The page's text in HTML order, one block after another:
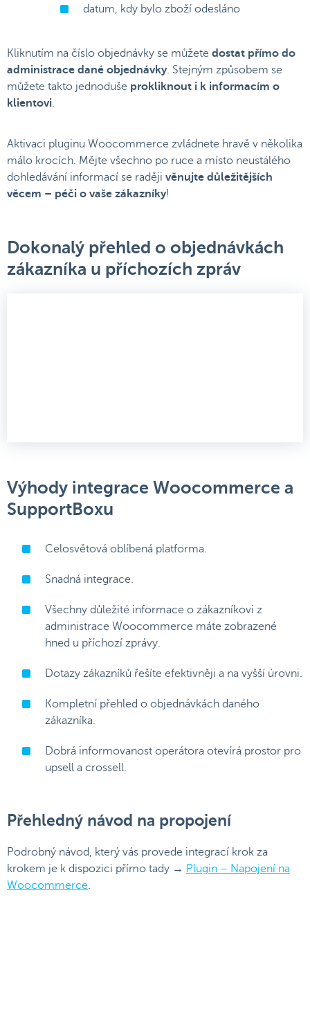
datum, kdy bylo zboží odesláno
Kliknutím na číslo objednávky se můžete dostat přímo do
administrace dané objednávky. Stejným způsobem se
můžete takto jednoduše prokliknout i k informacím o
klientovi.
Aktivaci pluginu Woocommerce zvládnete hravě v několika
málo krocích. Mějte všechno po ruce a místo neustálého
dohledávání informací se raději věnujte důležitějších
věcem – péči o vaše zákazníky!
Dokonalý přehled o objednávkách
zákazníka u příchozích zpráv
Výhody integrace Woocommerce a
SupportBoxu
Celosvětová oblíbená platforma.
Snadná integrace.
Všechny důležité informace o zákazníkovi z
administrace Woocommerce máte zobrazené
hned u příchozí zprávy.
Dotazy zákazníků řešíte efektivněji a na vyšší úrovni.
Kompletní přehled o objednávkách daného
zákazníka.
Dobrá informovanost operátora otevírá prostor pro
upsell a crossell.
Přehledný návod na propojení
Podrobný návod, který vás provede integrací krok za
krokem je k dispozici přímo tady → Plugin – Napojení na
Woocommerce.